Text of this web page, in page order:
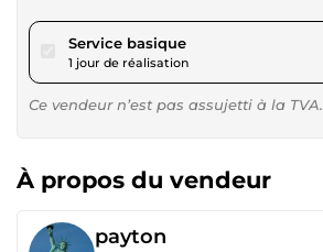
Service basiquepour 17,29 $US
1 jour de réalisation
Ce vendeur n’est pas assujetti à la TVA.
À propos du vendeur
payton